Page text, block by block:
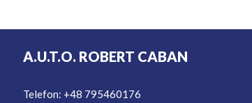
A.U.T.O. ROBERT CABAN
Telefon: +48 795460176